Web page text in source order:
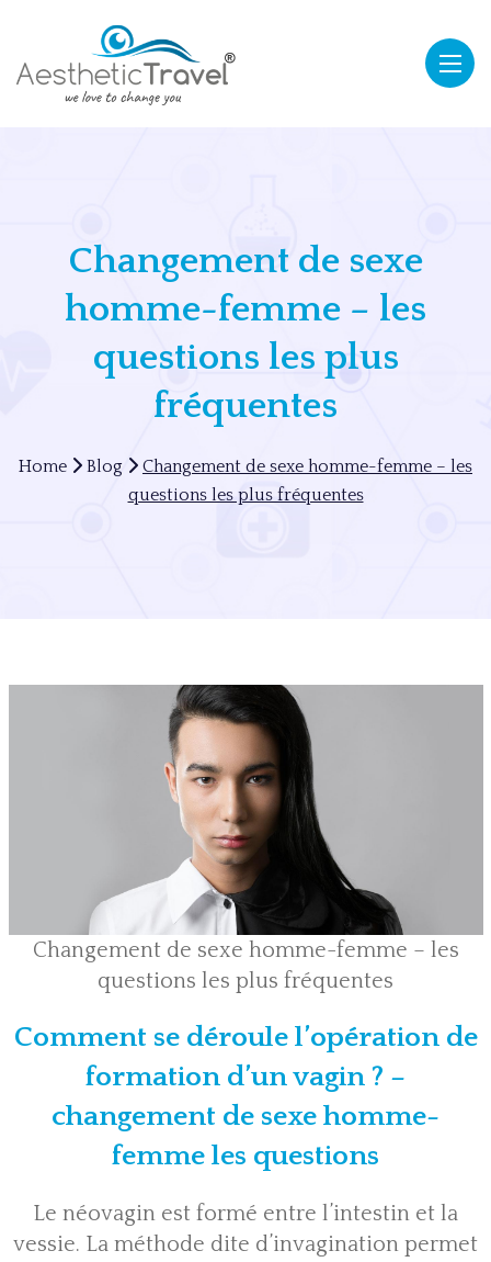
Changement de sexe
homme-femme – les
questions les plus
fréquentes
Home Blog
Changement de sexe homme-femme – les
questions les plus fréquentes
Changement de sexe homme-femme – les
questions les plus fréquentes
Comment se déroule l’opération de
formation d’un vagin ? –
changement de sexe homme-
femme les questions
Le néovagin est formé entre l’intestin et la
vessie. La méthode dite d’invagination permet